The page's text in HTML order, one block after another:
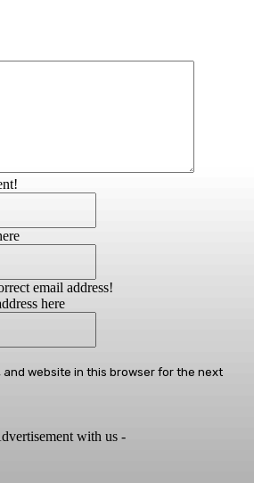
email address!
here
and website in this browser for the next
with us -